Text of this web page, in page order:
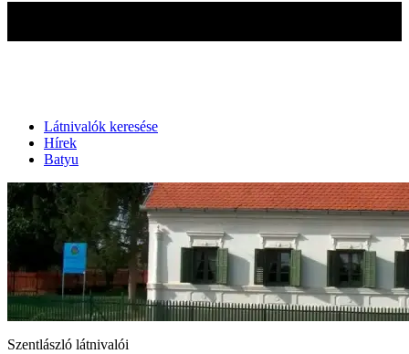
Látnivalók keresése
Hírek
Batyu
Szentlászló látnivalói